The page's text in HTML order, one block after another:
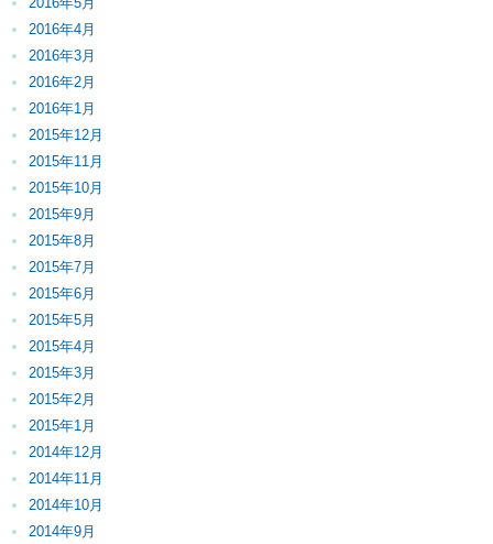
2016年4月
2016年3月
2016年2月
2016年1月
2015年12月
2015年11月
2015年10月
2015年9月
2015年8月
2015年7月
2015年6月
2015年5月
2015年4月
2015年3月
2015年2月
2015年1月
2014年12月
2014年11月
2014年10月
2014年9月